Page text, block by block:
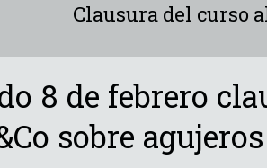
Clausura del curso
8 de febrero
sobre